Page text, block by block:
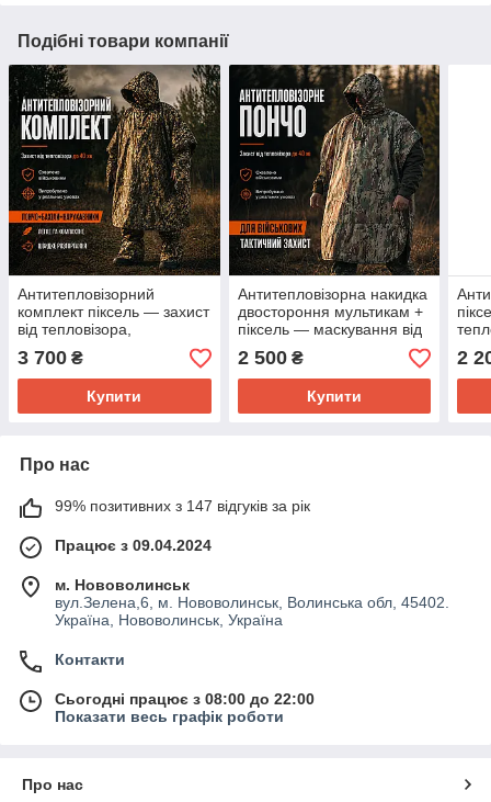
Подібні товари компанії
Антитепловізорний
комплект піксель — захист
від тепловізора,
маскування від
тепловізора
3 700 ₴
Купити
Антитепловізорна накидка
двостороння мультикам +
піксель — маскування від
тепловізора
2 500₴
Купити
від
2
Про нас
99% позитивних з 147 відгуків за рік
Працює з 09.04.2024
м. Нововолинськ
вул.Зелена,6, м. Нововолинськ, Волинська обл, 45402.
Україна, Нововолинськ, Україна
Контакти
Сьогодні працює з 08:00 до 22:00
Показати весь графік роботи
Про нас